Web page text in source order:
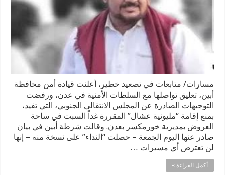
مسارات/ متابعات في تصعيد خطير، أعلنت قيادة أمن محافظة
أبين، تعليق تواصلها مع السلطات الأمنية في عدن، ورفضت
التوجيهات الصادرة عن المجلس الانتقالي الجنوبي، التي تفيد،
بمنع إقامة “مليونية عشال” المقررة غداً السبت في ساحة
العروض بمديرية خورمكسر بعدن. وقالت شرطة أبين في بيان
صادر عنها اليوم الجمعة – حصلت “النداء” على نسخة منه – إنها
لن تعترض أي مسيرات …
أكمل القراءة »